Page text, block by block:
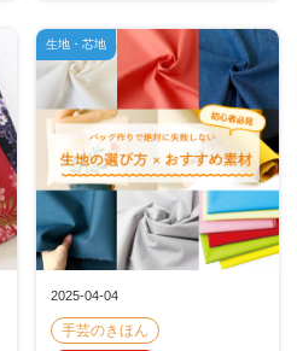
2025-04-04
手芸のきほん
生地・芯地